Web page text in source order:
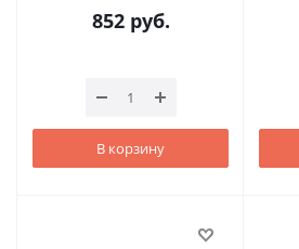
852руб.
В корзину